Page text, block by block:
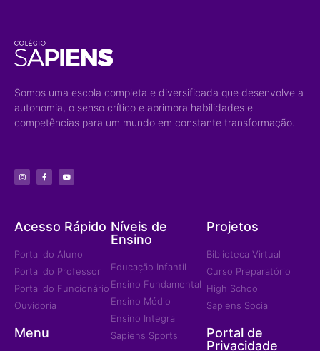
Somos uma escola completa e diversificada que desenvolve a
autonomia, o senso crítico e aprimora habilidades e
competências para um mundo em constante transformação.
Acesso Rápido
Portal do Aluno
Portal do Professor
Portal do Funcionário
Ouvidoria
Menu
Níveis de
Ensino
Educação Infantil
Ensino Fundamental
Ensino Médio
Ensino Integral
Sapiens Sports
Projetos
Biblioteca Virtual
Curso Preparatório
High School
Sapiens Social
Portal de
Privacidade